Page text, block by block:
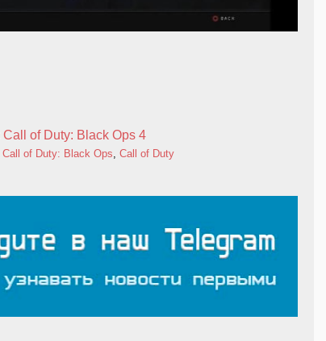
Call of Duty: Black Ops 4
Call of Duty: Black Ops Call of Duty